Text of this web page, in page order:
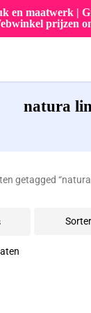
en maatwerk |
prijzen
natura
getagged
Gesorteerd